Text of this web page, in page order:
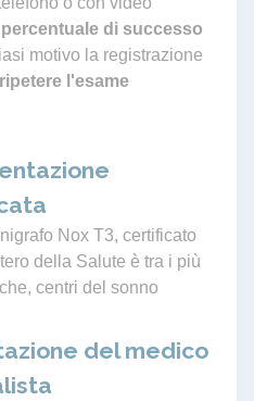
di successo
motivo la registrazione
l'esame
Nox T3, certificato
della Salute è tra i più
centri del sonno
del medico